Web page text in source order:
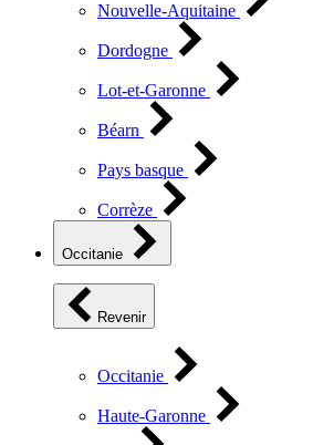
Nouvelle-Aquitaine
Dordogne
Lot-et-Garonne
Béarn
Pays basque
Corrèze
Occitanie
Revenir
Occitanie
Haute-Garonne